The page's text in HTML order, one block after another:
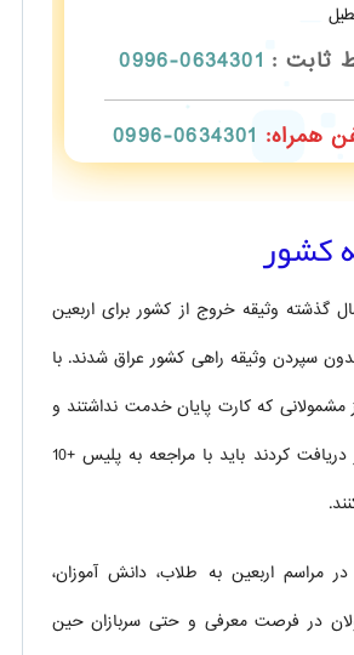
ثابت : 0634301-0996
همراه: 0634301-0996
کشور
گذشته وثیقه خروج از کشور برای اربعین
سپردن وثیقه راهی کشور عراق شدند. با
که کارت پایان خدمت نداشتند و
مجوز خروچ از کشور دریافت کردند باید با مراجعه به پلیس +10
مراسم اربعین به طلاب، دانش آموزان،
در فرصت معرفی و حتی سربازان حین